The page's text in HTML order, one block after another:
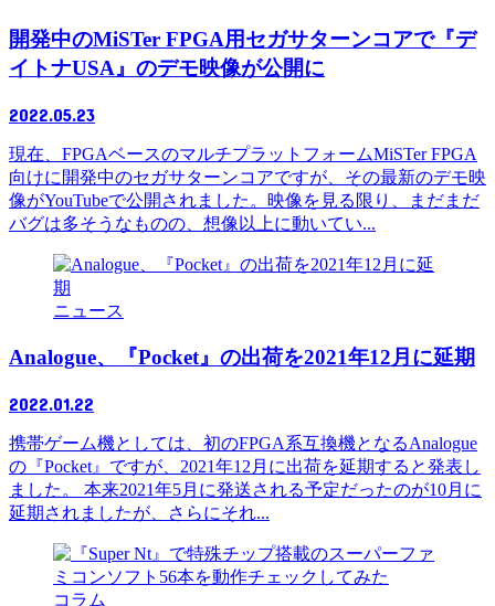
開発中のMiSTer FPGA用セガサターンコアで『デ
イトナUSA』のデモ映像が公開に
2022.05.23
現在、FPGAベースのマルチプラットフォームMiSTer FPGA
向けに開発中のセガサターンコアですが、その最新のデモ映
像がYouTubeで公開されました。映像を見る限り、まだまだ
バグは多そうなものの、想像以上に動いてい...
ニュース
Analogue、『Pocket』の出荷を2021年12月に延期
2022.01.22
携帯ゲーム機としては、初のFPGA系互換機となるAnalogue
の『Pocket』ですが、2021年12月に出荷を延期すると発表し
ました。 本来2021年5月に発送される予定だったのが10月に
延期されましたが、さらにそれ...
コラム